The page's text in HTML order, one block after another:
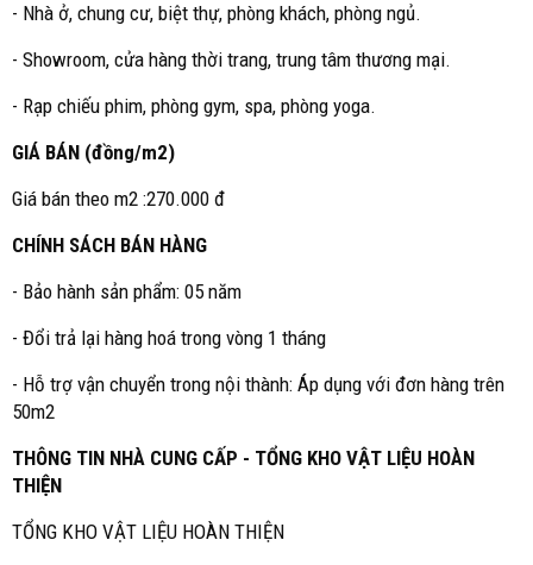
- Nhà ở, chung cư, biệt thự, phòng khách, phòng ngủ.
- Showroom, cửa hàng thời trang, trung tâm thương mại.
- Rạp chiếu phim, phòng gym, spa, phòng yoga.
GIÁ BÁN (đồng/m2)
Giá bán theo m2 :270.000 đ
CHÍNH SÁCH BÁN HÀNG
- Bảo hành sản phẩm: 05 năm
- Đổi trả lại hàng hoá trong vòng 1 tháng
- Hỗ trợ vận chuyển trong nội thành: Áp dụng với đơn hàng trên
50m2
THÔNG TIN NHÀ CUNG CẤP - TỔNG KHO VẬT LIỆU HOÀN
THIỆN
TỔNG KHO VẬT LIỆU HOÀN THIỆN